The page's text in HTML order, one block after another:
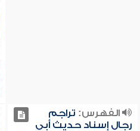
الفهرس: تراجم
رجال إسناد حديث أبي